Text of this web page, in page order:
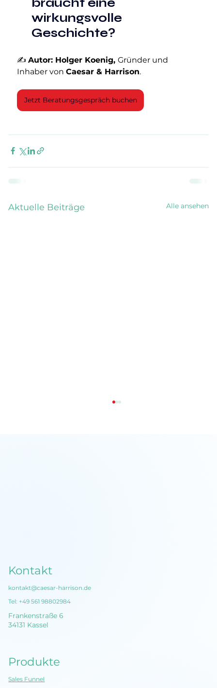
wirkungsvolle
Geschichte?
✍ Autor: Holger Koenig, Gründer und
Inhaber von Caesar & Harrison.
Jetzt Beratungsgespräch buchen
Aktuelle Beiträge Alle ansehen
Kontakt
kontakt@caesar-harrison.de
Tel: +49 561 98802984
Frankenstraße 6
34131 Kassel
Produkte
Sales Funnel